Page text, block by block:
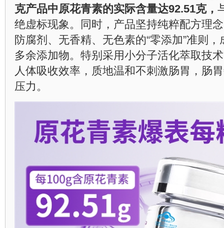
克产品中原花青素的实际含量达92.51克，
绝虚标现象。同时，产品坚持纯粹配方理
防腐剂、无香精、无色素的“零添加”准则
多余添加物。特别采用小分子活化萃取技
人体吸收效率，质地温和不刺激肠胃，肠
压力。